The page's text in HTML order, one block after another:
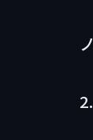
2.